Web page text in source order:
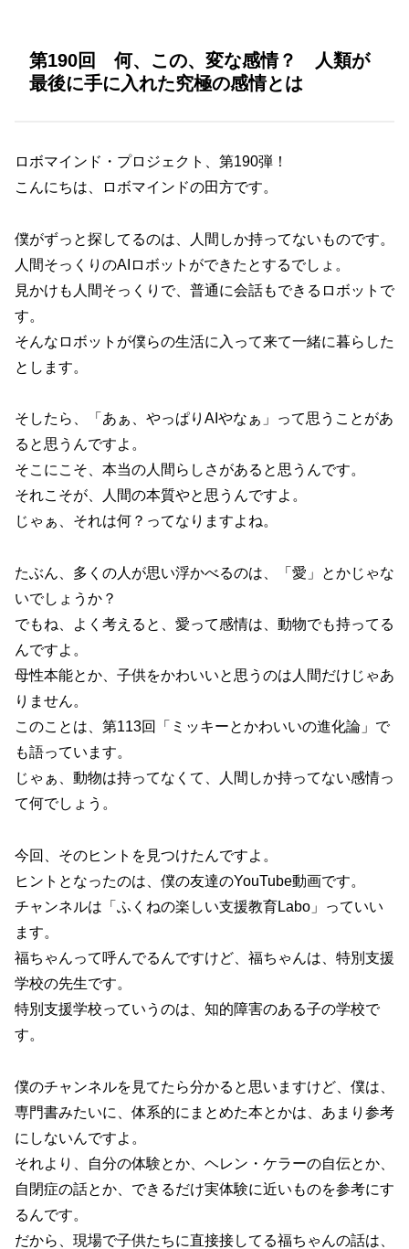
第190回 何、この、変な感情？ 人類が
最後に手に入れた究極の感情とは
ロボマインド・プロジェクト、第190弾！
こんにちは、ロボマインドの田方です。
僕がずっと探してるのは、人間しか持ってないものです。
人間そっくりのAIロボットができたとするでしょ。
見かけも人間そっくりで、普通に会話もできるロボットで
す。
そんなロボットが僕らの生活に入って来て一緒に暮らした
とします。
そしたら、「あぁ、やっぱりAIやなぁ」って思うことがあ
ると思うんですよ。
そこにこそ、本当の人間らしさがあると思うんです。
それこそが、人間の本質やと思うんですよ。
じゃぁ、それは何？ってなりますよね。
たぶん、多くの人が思い浮かべるのは、「愛」とかじゃな
いでしょうか？
でもね、よく考えると、愛って感情は、動物でも持ってる
んですよ。
母性本能とか、子供をかわいいと思うのは人間だけじゃあ
りません。
このことは、第113回「ミッキーとかわいいの進化論」で
も語っています。
じゃぁ、動物は持ってなくて、人間しか持ってない感情っ
て何でしょう。
今回、そのヒントを見つけたんですよ。
ヒントとなったのは、僕の友達のYouTube動画です。
チャンネルは「ふくねの楽しい支援教育Labo」っていい
ます。
福ちゃんって呼んでるんですけど、福ちゃんは、特別支援
学校の先生です。
特別支援学校っていうのは、知的障害のある子の学校で
す。
僕のチャンネルを見てたら分かると思いますけど、僕は、
専門書みたいに、体系的にまとめた本とかは、あまり参考
にしないんですよ。
それより、自分の体験とか、ヘレン・ケラーの自伝とか、
自閉症の話とか、できるだけ実体験に近いものを参考にす
るんです。
だから、現場で子供たちに直接接してる福ちゃんの話は、